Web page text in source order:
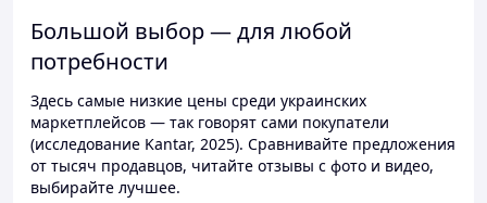
Большой выбор — для любой
потребности
Здесь самые низкие цены среди украинских
маркетплейсов — так говорят сами покупатели
(исследование Kantar, 2025). Сравнивайте предложения
от тысяч продавцов, читайте отзывы с фото и видео,
выбирайте лучшее.